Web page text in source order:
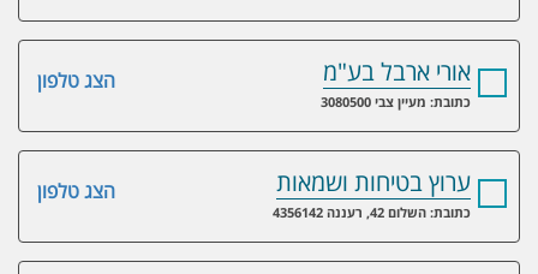
הצג טלפון אורי ארבל בע"מ
כתובת: מעיין צבי 3080500
הצג טלפון ערוץ בטיחות ושמאות
כתובת: השלום 42, רעננה 4356142